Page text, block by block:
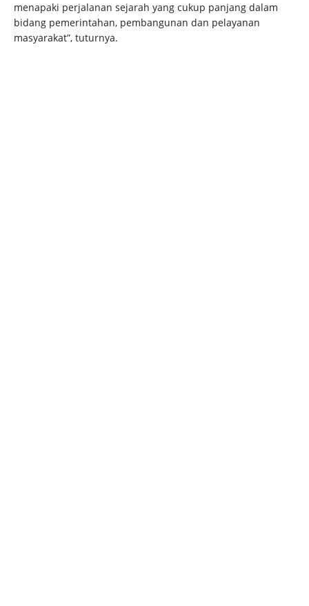
menapaki perjalanan sejarah yang cukup panjang dalam
bidang pemerintahan, pembangunan dan pelayanan
masyarakat”, tuturnya.